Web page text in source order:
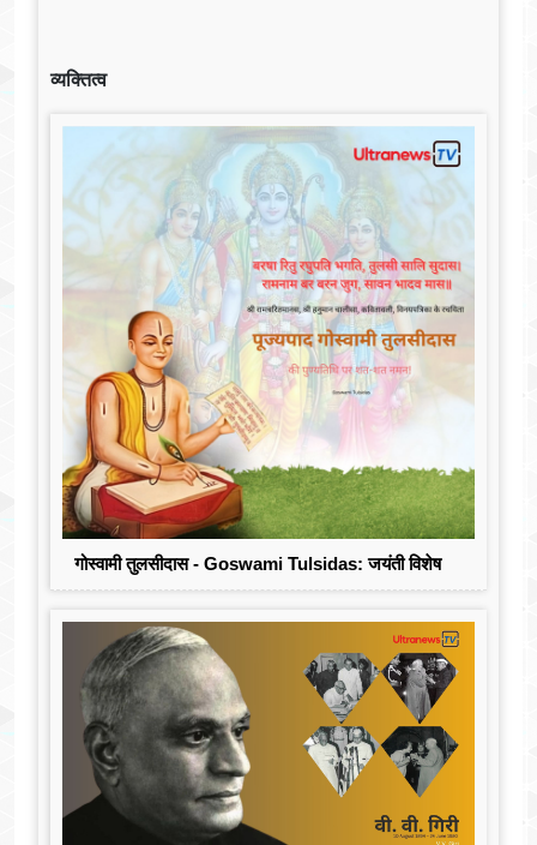
व्यक्तित्व
गोस्वामी तुलसीदास - Goswami Tulsidas: जयंती विशेष